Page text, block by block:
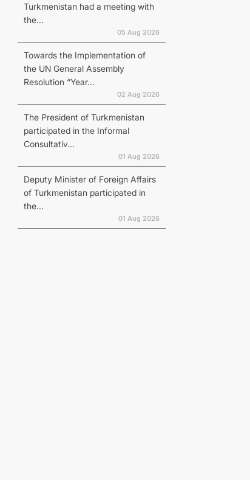
Turkmenistan had a meeting with
the...
05 Aug 2026
Towards the Implementation of
the UN General Assembly
Resolution “Year...
02 Aug 2026
The President of Turkmenistan
participated in the Informal
Consultativ...
01 Aug 2026
Deputy Minister of Foreign Affairs
of Turkmenistan participated in
the...
01 Aug 2026